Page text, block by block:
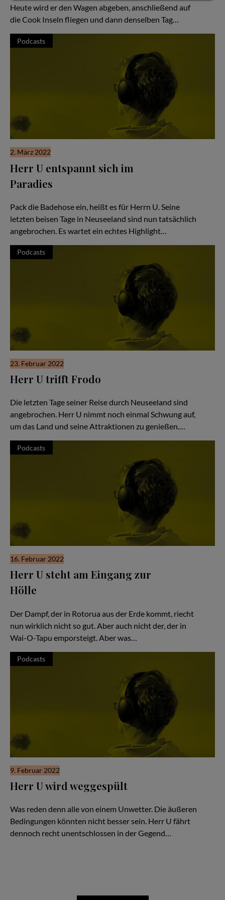
Heute wird er den Wagen abgeben, anschließend auf
die Cook Inseln fliegen und dann denselben Tag…
Podcasts
2. März 2022
Herr U entspannt sich im
Paradies
Pack die Badehose ein, heißt es für Herrn U. Seine
letzten beisen Tage in Neuseeland sind nun tatsächlich
angebrochen. Es wartet ein echtes Highlight…
Podcasts
23. Februar 2022
Herr U trifft Frodo
Die letzten Tage seiner Reise durch Neuseeland sind
angebrochen. Herr U nimmt noch einmal Schwung auf,
um das Land und seine Attraktionen zu genießen.…
Podcasts
16. Februar 2022
Herr U steht am Eingang zur
Hölle
Der Dampf, der in Rotorua aus der Erde kommt, riecht
nun wirklich nicht so gut. Aber auch nicht der, der in
Wai-O-Tapu emporsteigt. Aber was…
Podcasts
9. Februar 2022
Herr U wird weggespült
Was reden denn alle von einem Unwetter. Die äußeren
Bedingungen könnten nicht besser sein. Herr U fährt
dennoch recht unentschlossen in der Gegend…